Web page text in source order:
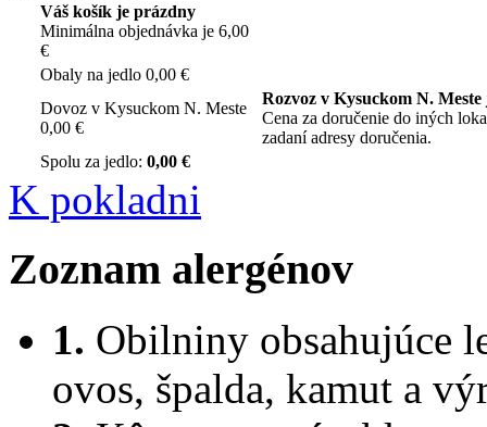
Váš košík je prázdny
Minimálna objednávka je 6,00
€
Obaly na jedlo 0,00 €
Dovoz v Kysuckom N. Meste
0,00 €
Rozvoz v Kysuckom N. Meste
Cena za doručenie do iných
zadaní adresy doručenia.
Spolu za jedlo: 0,00 €
K pokladni
Zoznam alergénov
1. Obilniny obsahujúce
ovos, špalda, kamut a